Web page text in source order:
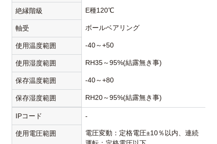
絶縁階級 E種120℃
軸受 ボールベアリング
使用温度範囲 -40～+50
使用湿度範囲 RH35～95%(結露無き事)
保存温度範囲 -40～+80
保存湿度範囲 RH20～95%(結露無き事)
IPコード -
使用電圧範囲
電圧変動：定格電圧±10％以内、連続